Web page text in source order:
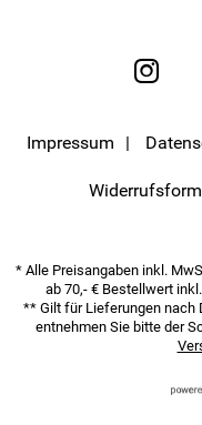
Impressum
* Alle Preisangaben inkl.
ab 70,- € Bestellwert inkl.
** Gilt für Lieferungen nach
entnehmen Sie bitte der